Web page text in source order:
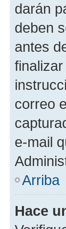
darán
deben
antes
correo
e-mail
Arriba
Hace